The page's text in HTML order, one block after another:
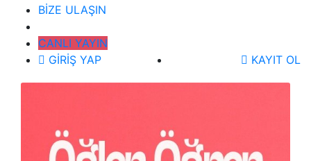
BİZE ULAŞIN
CANLI YAYIN
GİRİŞ YAP
KAYIT OL